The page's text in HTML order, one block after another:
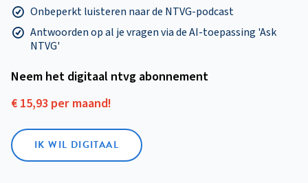
Onbeperkt luisteren naar de NTVG-podcast
Antwoorden op al je vragen via de AI-toepassing 'Ask
NTVG'
Neem het digitaal ntvg abonnement
€ 15,93 per maand!
IK WIL DIGITAAL